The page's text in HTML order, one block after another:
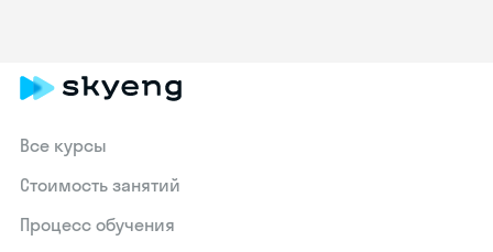
Все курсы
Стоимость занятий
Процесс обучения